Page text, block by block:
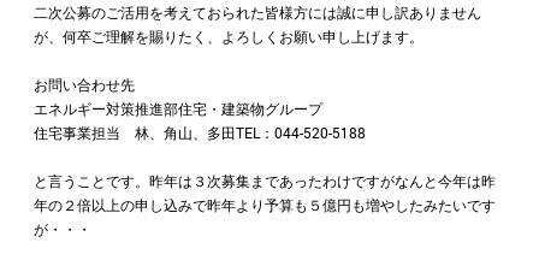
二次公募のご活用を考えておられた皆様方には誠に申し訳ありません
が、何卒ご理解を賜りたく、よろしくお願い申し上げます。
お問い合わせ先
エネルギー対策推進部住宅・建築物グループ
住宅事業担当 林、角山、多田TEL：044-520-5188
と言うことです。昨年は３次募集まであったわけですがなんと今年は昨
年の２倍以上の申し込みで昨年より予算も５億円も増やしたみたいです
が・・・